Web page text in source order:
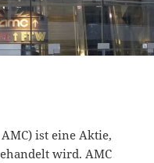
ist eine Aktie,
wird. AMC